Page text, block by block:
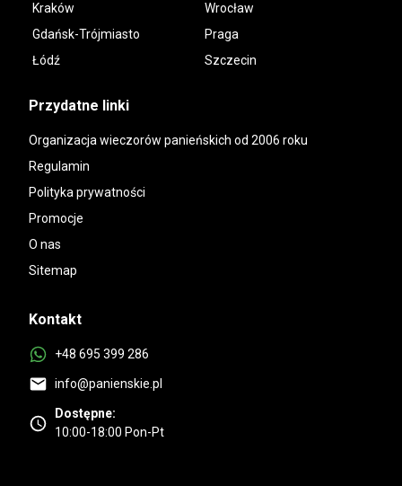
Kraków
Wrocław
Gdańsk-Trójmiasto
Praga
Łódź
Szczecin
Przydatne linki
Organizacja wieczorów panieńskich od 2006 roku
Regulamin
Polityka prywatności
Promocje
O nas
Sitemap
Kontakt
+48 695 399 286
info@panienskie.pl
Dostępne:
10:00-18:00 Pon-Pt